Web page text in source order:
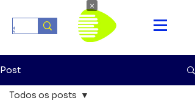
Post
Todos os posts
×